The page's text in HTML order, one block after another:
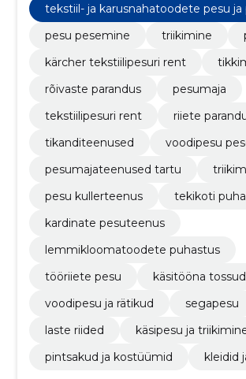
tekstiil- ja karusnahatoodete pesu ja
pesu pesemine
triikimine
kärcher tekstiilipesuri rent
rõivaste parandus
pesumaja
tekstiilipesuri rent
riiete
tikanditeenused
voodipesu
pesumajateenused tartu
pesu kullerteenus
tekikoti
kardinate pesuteenus
lemmikloomatoodete puhastus
tööriiete pesu
käsitööna
voodipesu ja rätikud
segapesu
laste riided
käsipesu ja
pintsakud ja kostüümid
kleidid